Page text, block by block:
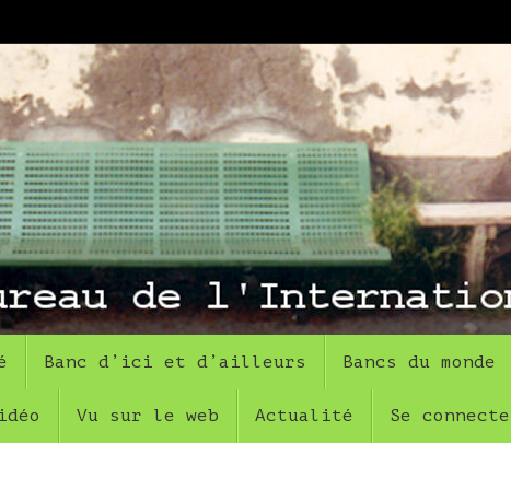
Banc d’ici et d’ailleurs Bancs du monde
Vu sur le web Actualité Se